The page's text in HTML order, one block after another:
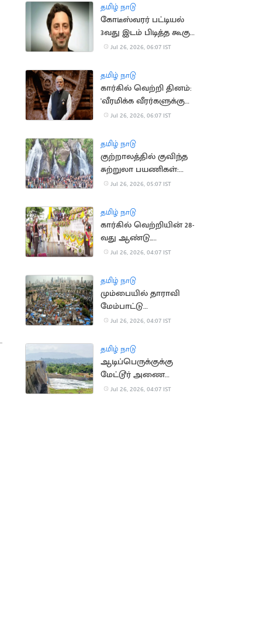
தமிழ் நாடு
கோடீஸ்வரர் பட்டியல்
3வது இடம் பிடித்த கூகுள்
இணை நிறுவனர்
Jul 26, 2026, 06:07 IST
தமிழ் நாடு
கார்கில் வெற்றி தினம்:
'வீரமிக்க வீரர்களுக்கு
தேசம் நன்றி
மோடி
Jul 26, 2026, 06:07 IST
தமிழ் நாடு
குற்றாலத்தில் குவிந்த
சுற்றுலா பயணிகள்:
அருவிகளில் ஆனந்த
Jul 26, 2026, 05:07 IST
தமிழ் நாடு
கார்கில் வெற்றியின் 28-
வது ஆண்டு..
வீரர்களுக்கு ராணுவ
Jul 26, 2026, 04:07 IST
தமிழ் நாடு
மும்பையில் தாராவி
மேம்பாட்டு
திட்டத்துக்காக வீடுகளை
குடும்பங்கள்
Jul 26, 2026, 04:07 IST
தமிழ் நாடு
ஆடிப்பெருக்குக்கு
மேட்டூர் அணை
திறக்கப்படுமா?.. மக்கள்
Jul 26, 2026, 04:07 IST